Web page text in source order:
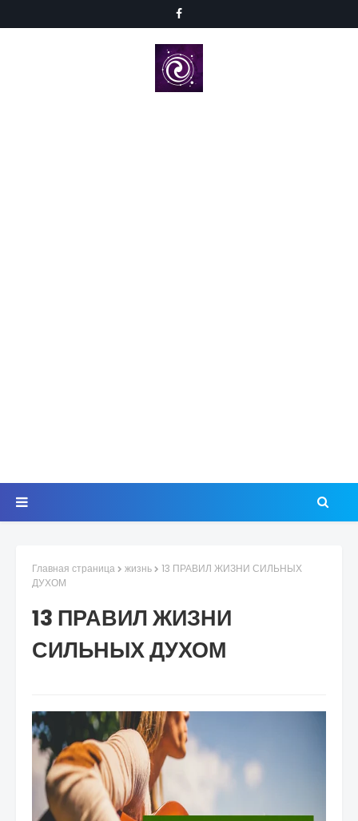
Главная страница жизнь
13 ПРАВИЛ ЖИЗНИ СИЛЬНЫХ
ДУХОМ
13 ПРАВИЛ ЖИЗНИ
СИЛЬНЫХ ДУХОМ